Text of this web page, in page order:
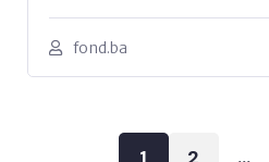
fond.ba
Posts